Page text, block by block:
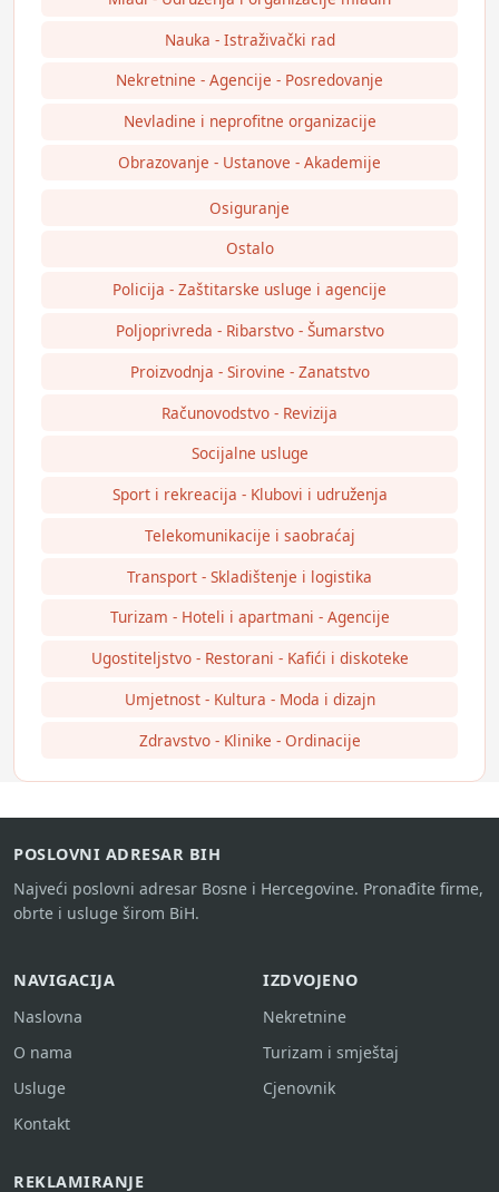
Nauka - Istraživački rad
Nekretnine - Agencije - Posredovanje
Nevladine i neprofitne organizacije
Obrazovanje - Ustanove - Akademije
Osiguranje
Ostalo
Policija - Zaštitarske usluge i agencije
Poljoprivreda - Ribarstvo - Šumarstvo
Proizvodnja - Sirovine - Zanatstvo
Računovodstvo - Revizija
Socijalne usluge
Sport i rekreacija - Klubovi i udruženja
Telekomunikacije i saobraćaj
Transport - Skladištenje i logistika
Turizam - Hoteli i apartmani - Agencije
Ugostiteljstvo - Restorani - Kafići i diskoteke
Umjetnost - Kultura - Moda i dizajn
Zdravstvo - Klinike - Ordinacije
POSLOVNI ADRESAR BIH
Najveći poslovni adresar Bosne i Hercegovine. Pronađite firme,
obrte i usluge širom BiH.
NAVIGACIJA
Naslovna
O nama
Usluge
Kontakt
IZDVOJENO
Nekretnine
Turizam i smještaj
Cjenovnik
REKLAMIRANJE